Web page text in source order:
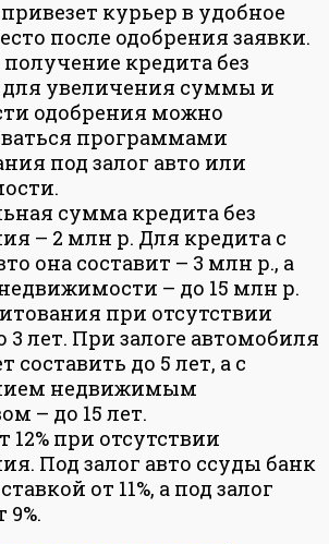
курьер в удобное
после одобрения заявки.
кредита без
для увеличения суммы и
одобрения можно
программами
под залог авто или
сумма кредита без
– 2 млн р. Для кредита с
она составит – 3 млн р., а
– до 15 млн р.
при отсутствии
3 лет. При залоге автомобиля
составить до 5 лет, а с
недвижимым
– до 15 лет.
12% при отсутствии
Под залог авто ссуды банк
от 11%, а под залог